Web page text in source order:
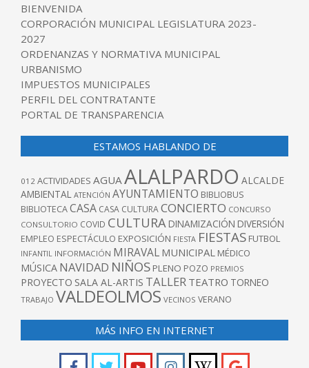
BIENVENIDA
CORPORACIÓN MUNICIPAL LEGISLATURA 2023-
2027
ORDENANZAS Y NORMATIVA MUNICIPAL
URBANISMO
IMPUESTOS MUNICIPALES
PERFIL DEL CONTRATANTE
PORTAL DE TRANSPARENCIA
ESTAMOS HABLANDO DE
012 ACTIVIDADES AGUA ALALPARDO ALCALDE
AMBIENTAL ATENCIÓN AYUNTAMIENTO BIBLIOBUS
BIBLIOTECACASA CASA CULTURACONCIERTO CONCURSO
CONSULTORIO COVID CULTURA DINAMIZACIÓN DIVERSIÓN
EMPLEO ESPECTÁCULO EXPOSICIÓN FIESTA FIESTAS FUTBOL
INFANTIL INFORMACIÓN MIRAVAL MUNICIPAL MÉDICO
MÚSICA NAVIDAD NIÑOS PLENO POZO PREMIOS
PROYECTO SALA AL-ARTIS TALLER TEATRO TORNEO
TRABAJO VALDEOLMOS VECINOS VERANO
MÁS INFO EN INTERNET